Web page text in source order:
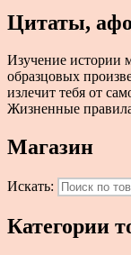
Цитаты,
Изучение истории
образцовых
излечит тебя от
Жизненные
Магазин
Искать:
Категории